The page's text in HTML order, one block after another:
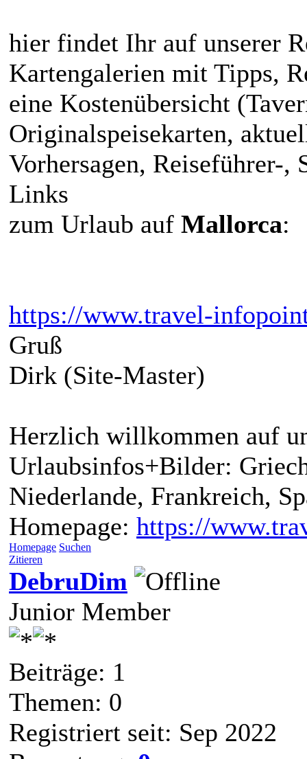
hier findet Ihr auf unserer
Kartengalerien mit Tipps,
eine Kostenübersicht
Originalspeisekarten,
Vorhersagen, Reiseführer-,
Links
zum Urlaub auf Mallorca:
https://www.travel-
Gruß
Dirk (Site-Master)
Herzlich willkommen auf
Urlaubsinfos+Bilder:
Niederlande, Frankreich,
Homepage: https://
Homepage Suchen
Zitieren
DebruDim
Junior Member
Beiträge: 1
Themen: 0
Registriert seit: Sep 2022